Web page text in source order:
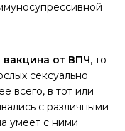
вакцина от ВПЧ, то
сексуально
всего, в тот или
с различными
умеет с ними